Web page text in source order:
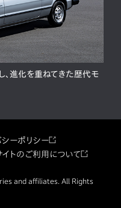
進化を重ねてきた歴代モ
シーポリシー
イトのご利用について
and affiliates. All Rights